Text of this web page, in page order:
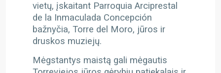
vietų, įskaitant Parroquia Arciprestal
de la Inmaculada Concepción
bažnyčia, Torre del Moro, jūros ir
druskos muziejų.
Mėgstantys maistą gali mėgautis